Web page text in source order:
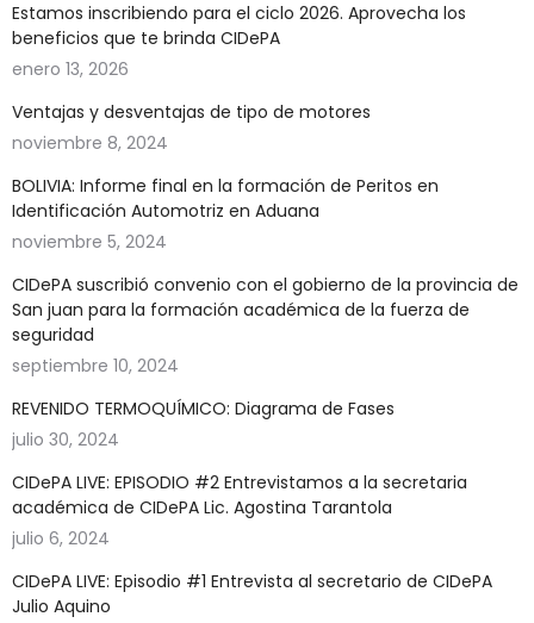
Estamos inscribiendo para el ciclo 2026. Aprovecha los
beneficios que te brinda CIDePA
enero 13, 2026
Ventajas y desventajas de tipo de motores
noviembre 8, 2024
BOLIVIA: Informe final en la formación de Peritos en
Identificación Automotriz en Aduana
noviembre 5, 2024
CIDePA suscribió convenio con el gobierno de la provincia de
San juan para la formación académica de la fuerza de
seguridad
septiembre 10, 2024
REVENIDO TERMOQUÍMICO: Diagrama de Fases
julio 30, 2024
CIDePA LIVE: EPISODIO #2 Entrevistamos a la secretaria
académica de CIDePA Lic. Agostina Tarantola
julio 6, 2024
CIDePA LIVE: Episodio #1 Entrevista al secretario de CIDePA
Julio Aquino